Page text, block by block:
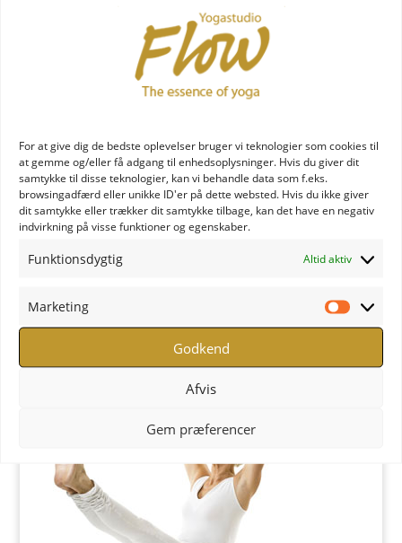
For at give dig de bedste oplevelser bruger vi teknologier som cookies til
at gemme og/eller få adgang til enhedsoplysninger. Hvis du giver dit
samtykke til disse teknologier, kan vi behandle data som f.eks.
browsingadfærd eller unikke ID'er på dette websted. Hvis du ikke giver
dit samtykke eller trækker dit samtykke tilbage, kan det have en negativ
indvirkning på visse funktioner og egenskaber.
Funktionsdygtig Altid aktiv
Marketing
Godkend
Afvis
Gem præferencer
for at skrive en kommentar.
YOGA læreruddannelse
YOGA Retreats